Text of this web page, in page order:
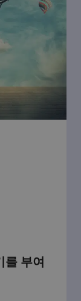
를 부여